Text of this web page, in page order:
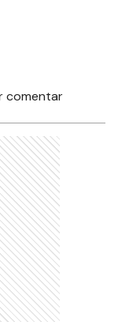
comentar